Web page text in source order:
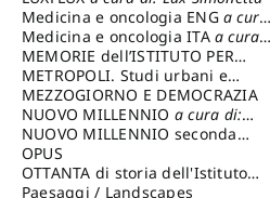
Medicina e oncologia ENG a cura
di: Lopez Massimo
Medicina e oncologia ITA a cura
di: Lopez Massimo
MEMORIE dell’ISTITUTO PER
STORIA DEL RISORGIMENTO
METROPOLI. Studi urbani e
regionali
MEZZOGIORNO E DEMOCRAZIA
NUOVO MILLENNIO a cura di:
Capaldo Pellegrino
NUOVO MILLENNIO seconda
serie
Francesco
OPUS
OTTANTA di storia dell'Istituto
storia dell’Istitutoa cura di:
Paesaggi / Landscapes